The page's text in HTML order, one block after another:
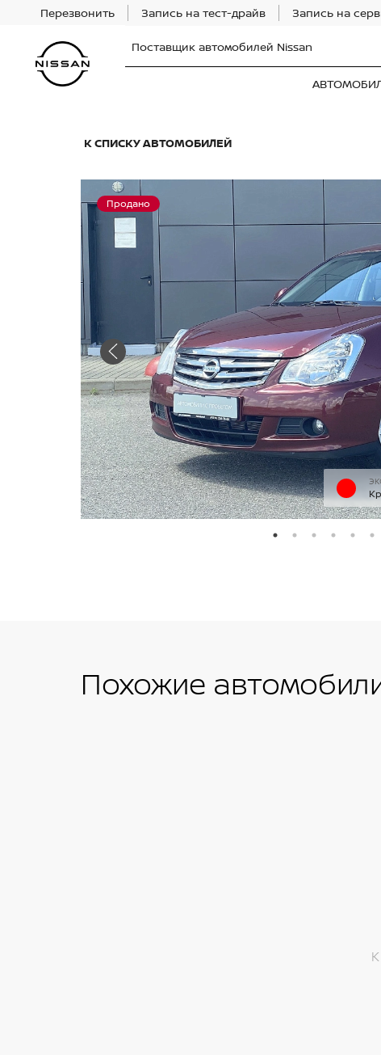
Перезвонить Запись на тест-драйв Запись на
Поставщик автомобилей Nissan
К СПИСКУ АВТОМОБИЛЕЙ
Продано
Похожие